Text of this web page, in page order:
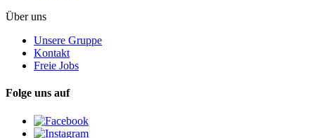
Über uns
Unsere Gruppe
Kontakt
Freie Jobs
Folge uns auf